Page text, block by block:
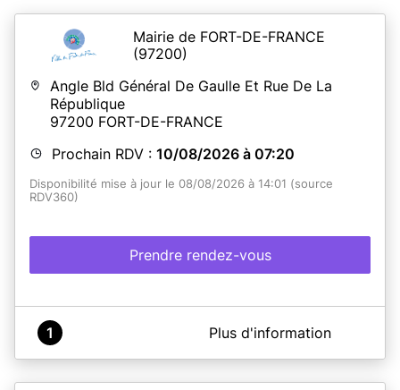
Mairie de FORT-DE-FRANCE
(97200)
Angle Bld Général De Gaulle Et Rue De La
République
97200 FORT-DE-FRANCE
Prochain RDV : 10/08/2026 à 07:20
Disponibilité mise à jour le 08/08/2026 à 14:01 (source
RDV360)
Prendre rendez-vous
A propos de Mairie de Fort de France (Centre Ville)
1 Plus d'information